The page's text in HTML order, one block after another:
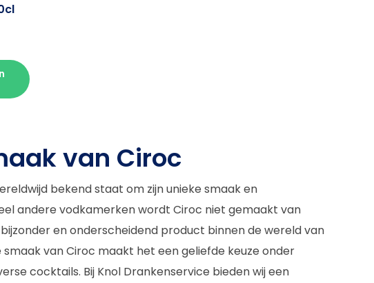
van Ciroc
bekend staat om zijn unieke smaak en
andere vodkamerken wordt Ciroc niet gemaakt van
en onderscheidend product binnen de wereld van
van Ciroc maakt het een geliefde keuze onder
cocktails. Bij Knol Drankenservice bieden wij een